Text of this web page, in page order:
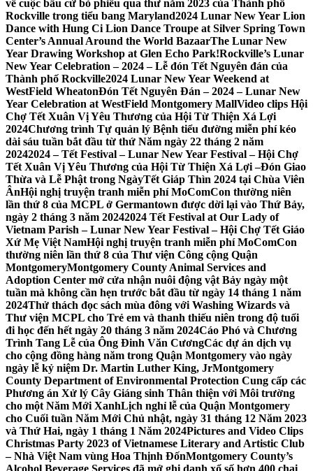
về cuộc bầu cử bỏ phiếu qua thư năm 2023 của Thành phố
Rockville trong tiểu bang Maryland2024 Lunar New Year Lion
Dance with Hung Ci Lion Dance Troupe at Silver Spring Town
Center’s Annual Around the World BazaarThe Lunar New
Year Drawing Workshop at Glen Echo Park!Rockville’s Lunar
New Year Celebration – 2024 – Lễ đón Tết Nguyên đán của
Thành phố Rockville2024 Lunar New Year Weekend at
WestField WheatonĐón Tết Nguyên Đán – 2024 – Lunar New
Year Celebration at WestField Montgomery MallVideo clips Hội
Chợ Tết Xuân Vị Yêu Thương của Hội Từ Thiện Xá Lợi
2024Chương trình Tự quản lý Bệnh tiểu đường miễn phí kéo
dài sáu tuần bắt đầu từ thứ Năm ngày 22 tháng 2 năm
20242024 – Tết Festival – Lunar New Year Festival – Hội Chợ
Tết Xuân Vị Yêu Thương của Hội Từ Thiện Xá Lợi –Đón Giao
Thừa và Lễ Phật trong NgàyTết Giáp Thìn 2024 tại Chùa Viên
ÂnHội nghị truyện tranh miễn phí MoComCon thường niên
lần thứ 8 của MCPL ở Germantown được dời lại vào Thứ Bảy,
ngày 2 tháng 3 năm 20242024 Tết Festival at Our Lady of
Vietnam Parish – Lunar New Year Festival – Hội Chợ Tết Giáo
Xứ Mẹ Việt NamHội nghị truyện tranh miễn phí MoComCon
thường niên lần thứ 8 của Thư viện Công cộng Quận
MontgomeryMontgomery County Animal Services and
Adoption Center mở cửa nhận nuôi động vật Bảy ngày một
tuần mà không cần hẹn trước bắt đầu từ ngày 14 tháng 1 năm
2024Thử thách đọc sách mùa đông với Washing Wizards và
Thư viện MCPL cho Trẻ em và thanh thiếu niên trong độ tuổi
đi học đến hết ngày 20 tháng 3 năm 2024Cáo Phó và Chương
Trình Tang Lễ của Ông Đinh Văn CươngCác dự án dịch vụ
cho cộng đồng hàng năm trong Quận Montgomery vào ngày
ngày lễ kỷ niệm Dr. Martin Luther King, JrMontgomery
County Department of Environmental Protection Cung cấp các
Phương án Xử lý Cây Giáng sinh Thân thiện với Môi trường
cho một Năm Mới XanhLịch nghỉ lễ của Quận Montgomery
cho Cuối tuần Năm Mới Chủ nhật, ngày 31 tháng 12 Năm 2023
và Thứ Hai, ngày 1 tháng 1 Năm 2024Pictures and Video Clips
Christmas Party 2023 of Vietnamese Literary and Artistic Club
– Nhà Việt Nam vùng Hoa Thịnh ĐốnMontgomery County’s
Alcohol Beverage Services đã mở ghi danh xổ số hơn 400 chai